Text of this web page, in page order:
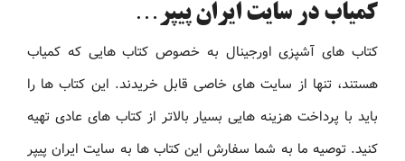
کمیاب در سایت ایران پیپر…
کتاب های آشپزی اورجینال به خصوص کتاب هایی که کمیاب
هستند، تنها از سایت های خاصی قابل خریدند. این کتاب ها را
باید با پرداخت هزینه هایی بسیار بالاتر از کتاب های عادی تهیه
کنید. توصیه ما به شما سفارش این کتاب ها به سایت ایران پیپر